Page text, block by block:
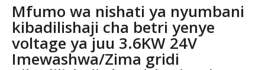
Mfumo wa nishati ya nyumbani
kibadilishaji cha betri yenye
voltage ya juu 3.6KW 24V
Imewashwa/Zima gridi